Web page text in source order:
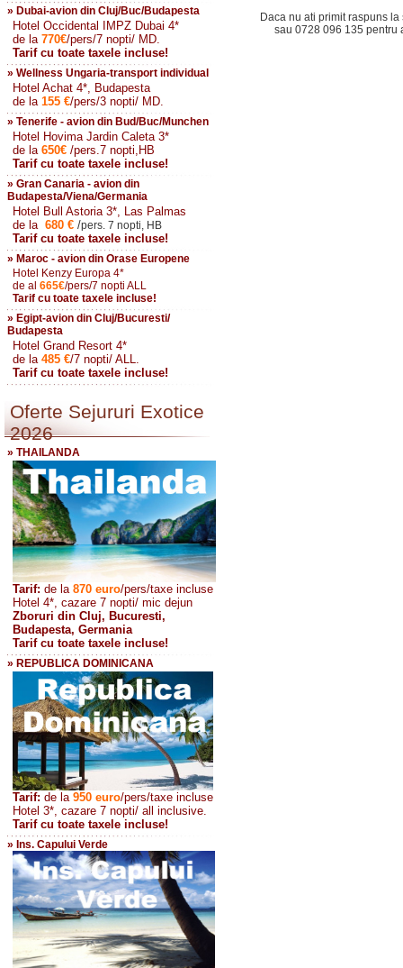
» Dubai-avion din Cluj/Buc/Budapesta
Hotel Occidental IMPZ Dubai 4*
de la 770€/pers/7 nopti/ MD.
Tarif cu toate taxele incluse!
» Wellness Ungaria-transport individual
Hotel Achat 4*, Budapesta
de la 155 €/pers/3 nopti/ MD.
» Tenerife - avion din Bud/Buc/Munchen
Hotel Hovima Jardin Caleta 3*
de la 650€ /pers.7 nopti,HB
Tarif cu toate taxele incluse!
» Gran Canaria - avion din
Budapesta/Viena/Germania
Hotel Bull Astoria 3*, Las Palmas
de la 680 € /pers. 7 nopti, HB
Tarif cu toate taxele incluse!
» Maroc - avion din Orase Europene
Hotel Kenzy Europa 4*
de al 665€/pers/7 nopti ALL
Tarif cu toate taxele incluse!
» Egipt-avion din Cluj/Bucuresti/
Budapesta
Hotel Grand Resort 4*
de la485 €/7 nopti/ ALL.
Tarif cu toate taxele incluse!
Oferte Sejururi Exotice
2026
» THAILANDA
Tarif: de la 870 euro/pers/taxe incluse
Hotel 4*, cazare 7 nopti/ mic dejun
Zboruri din Cluj, Bucuresti,
Budapesta, Germania
Tarif cu toate taxele incluse!
» REPUBLICA DOMINICANA
Tarif: de la 950 euro/pers/taxe incluse
Hotel 3*, cazare 7 nopti/ all inclusive.
Tarif cu toate taxele incluse!
» Ins. Capului Verde
Daca nu ati primit raspuns
sau 0728 096 135 pentru